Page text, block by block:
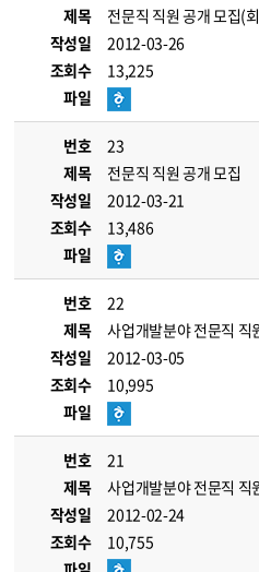
제목
전문직 직원 공개 모집(
작성일
2012-03-26
조회수
13,225
파일
번호
23
제목
전문직 직원 공개 모집
작성일
2012-03-21
조회수
13,486
파일
번호
22
제목
사업개발분야 전문직 직
작성일
2012-03-05
조회수
10,995
파일
번호
21
제목
사업개발분야 전문직 직
작성일
2012-02-24
조회수
10,755